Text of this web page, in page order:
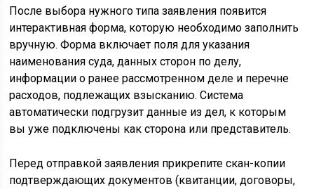
После выбора нужного типа заявления появится
интерактивная форма, которую необходимо заполнить
вручную. Форма включает поля для указания
наименования суда, данных сторон по делу,
информации о ранее рассмотренном деле и перечне
расходов, подлежащих взысканию. Система
автоматически подгрузит данные из дел, к которым
вы уже подключены как сторона или представитель.
Перед отправкой заявления прикрепите скан-копии
подтверждающих документов (квитанции, договоры,